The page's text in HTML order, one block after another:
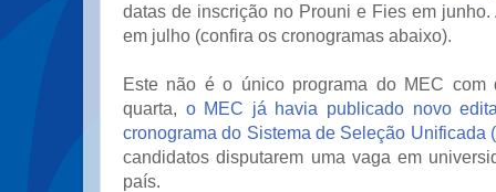
datas de inscrição no Prouni e Fies em junho.
em julho (confira os cronogramas abaixo).
Este não é o único programa do MEC com
quarta, o MEC já havia publicado novo
cronograma do Sistema de Seleção Unificada
candidatos disputarem uma vaga em
país.